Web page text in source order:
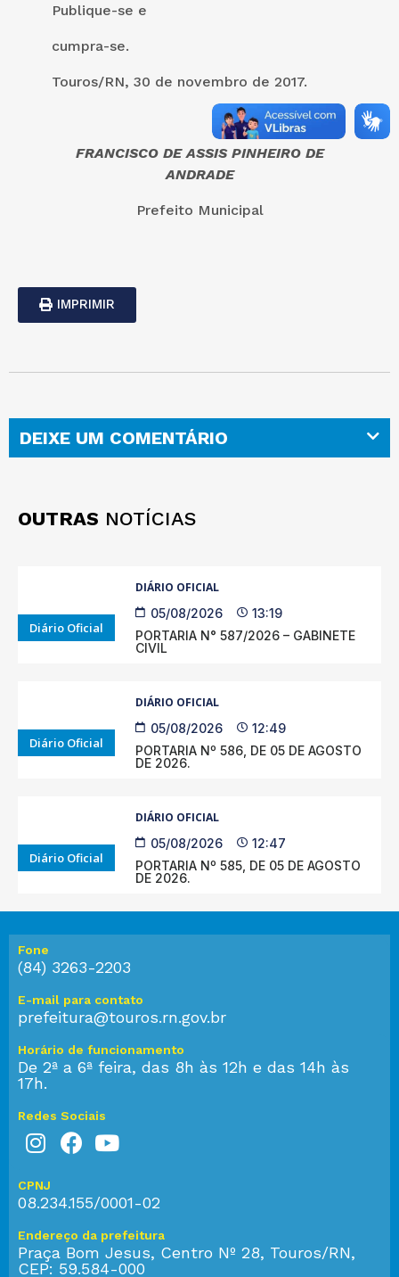
Publique-se e
cumpra-se.
Touros/RN, 30 de novembro de 2017.
FRANCISCO DE ASSIS PINHEIRO DE
ANDRADE
Prefeito Municipal
IMPRIMIR
DEIXE UM COMENTÁRIO
OUTRAS NOTÍCIAS
Diário Oficial
DIÁRIO OFICIAL
05/08/2026
13:19
PORTARIA N° 587/2026 – GABINETE
CIVIL
Diário Oficial
DIÁRIO OFICIAL
05/08/2026
12:49
PORTARIA Nº 586, DE 05 DE AGOSTO
DE 2026.
Diário Oficial
DIÁRIO OFICIAL
05/08/2026
12:47
PORTARIA Nº 585, DE 05 DE AGOSTO
DE 2026.
Fone
(84) 3263-2203
E-mail para contato
prefeitura@touros.rn.gov.br
Horário de funcionamento
De 2ª a 6ª feira, das 8h às 12h e das 14h às
17h.
Redes Sociais
CPNJ
08.234.155/0001-02
Endereço da prefeitura
Praça Bom Jesus, Centro Nº 28, Touros/RN,
CEP: 59.584-000